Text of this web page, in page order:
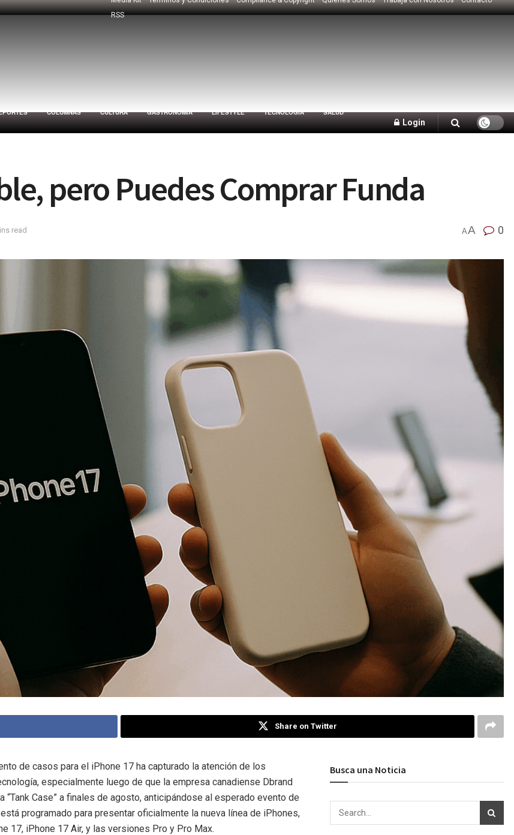
RSS
COLUMNAS CULTURA GASTRONOMÍA LIFESTYLE TECNOLOGÍA SALUD
Login
pero Puedes Comprar Funda
read AA 0
Share on Twitter
de casos para el iPhone 17 ha capturado la atención de los
especialmente luego de que la empresa canadiense Dbrand
“Tank Case” a finales de agosto, anticipándose al esperado evento de
programado para presentar oficialmente la nueva línea de iPhones,
17, iPhone 17 Air, y las versiones Pro y Pro Max.
Busca una Noticia